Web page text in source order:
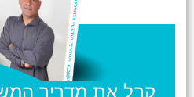
קבל את מדריך